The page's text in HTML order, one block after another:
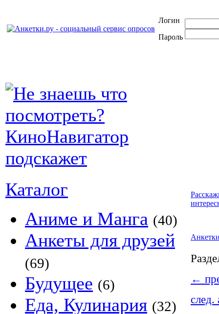
Логин
Пароль
Каталог
Аниме и Манга (40)
Анкеты для друзей
(69)
Будущее (6)
Еда, Кулинария (32)
←
след.